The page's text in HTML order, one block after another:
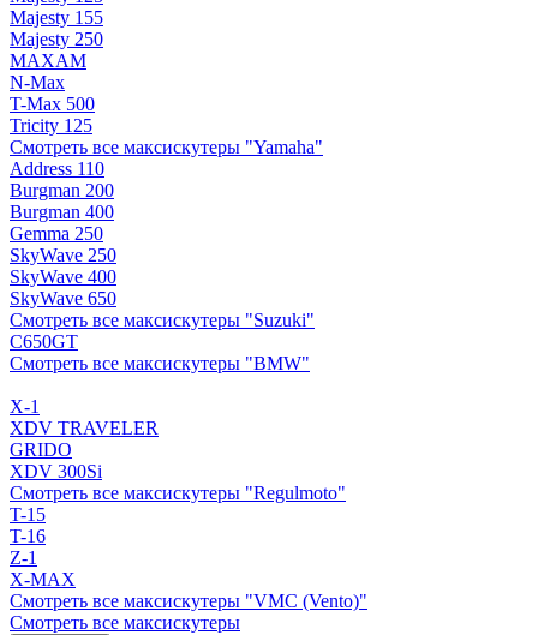
Majesty 155
Majesty 250
MAXAM
N-Max
T-Max 500
Tricity 125
Смотреть все максискутеры "Yamaha"
Address 110
Burgman 200
Burgman 400
Gemma 250
SkyWave 250
SkyWave 400
SkyWave 650
Смотреть все максискутеры "Suzuki"
C650GT
Смотреть все максискутеры "BMW"
X-1
XDV TRAVELER
GRIDO
XDV 300Si
Смотреть все максискутеры "Regulmoto"
T-15
T-16
Z-1
X-MAX
Смотреть все максискутеры "VMC (Vento)"
Смотреть все максискутеры